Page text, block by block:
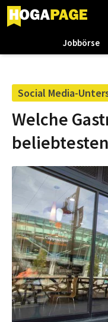
Jobbörse
Social Media-
Welche